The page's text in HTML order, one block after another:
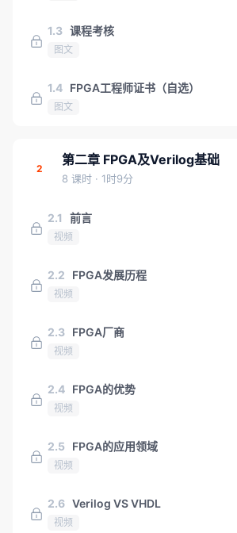
1.3 课程考核
图文
1.4 FPGA工程师证书（自选）
图文
2
第二章 FPGA及Verilog基础
8 课时 · 1时9分
2.1 前言
视频
2.2 FPGA发展历程
视频
2.3 FPGA厂商
视频
2.4 FPGA的优势
视频
2.5 FPGA的应用领域
视频
2.6 Verilog VS VHDL
视频